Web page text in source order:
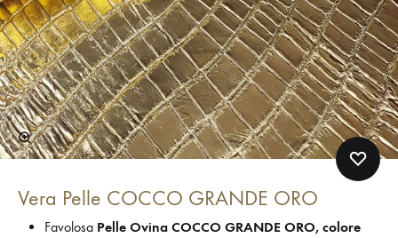
Vera Pelle COCCO GRANDE ORO
Favolosa Pelle Ovina COCCO GRANDE ORO, colore